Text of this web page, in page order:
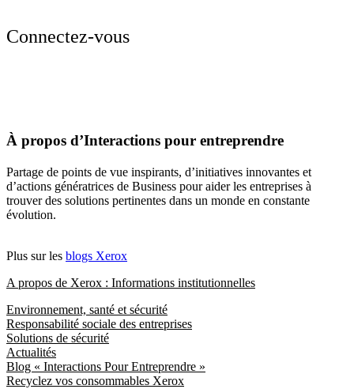
Connectez-vous
À propos d’Interactions pour entreprendre
Partage de points de vue inspirants, d’initiatives innovantes et
d’actions génératrices de Business pour aider les entreprises à
trouver des solutions pertinentes dans un monde en constante
évolution.
Plus sur les blogs Xerox
A propos de Xerox : Informations institutionnelles
Environnement, santé et sécurité
Responsabilité sociale des entreprises
Solutions de sécurité
Actualités
Blog « Interactions Pour Entreprendre »
Recyclez vos consommables Xerox